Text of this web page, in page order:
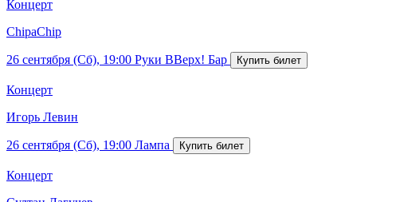
Концерт
ChipaChip
26 сентября (Сб), 19:00 Руки ВВерх! Бар
Концерт
Игорь Левин
26 сентября (Сб), 19:00 Лампа
Концерт